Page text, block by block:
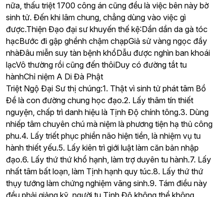
nữa, thấu triệt 1700 công án cũng đều là việc bên này bờ
sinh tử. Đến khi lâm chung, chẳng dùng vào việc gì
được.Thiện Đạo đại sư khuyến thế kệ:Dần dần da gà tóc
hạcBước đi gập ghềnh chậm chạpGiả sử vàng ngọc đầy
nhàĐâu miễn suy tàn bệnh khổDẫu được nghìn ban khoái
lạcVô thường rồi cũng đến thôiDuy có đường tắt tu
hànhChỉ niệm A Di Đà Phật
Triệt Ngộ Đại Sư thị chúng:1. Thật vì sinh tử phát tâm Bồ
Đề là con đường chung học đạo.2. Lấy thâm tín thiết
nguyện, chấp trì danh hiệu là Tịnh Độ chính tông.3. Dùng
nhiếp tâm chuyên chú mà niệm là phương tiện hạ thủ công
phu.4. Lấy triết phục phiền não hiện tiền, là nhiệm vụ tu
hành thiết yếu.5. Lấy kiên trì giới luật làm căn bản nhập
đạo.6. Lấy thứ thứ khổ hạnh, làm trợ duyên tu hành.7. Lấy
nhất tâm bất loạn, làm Tịnh hạnh quy túc.8. Lấy thứ thứ
thụy tướng làm chứng nghiệm vãng sinh.9. Tám điều này
đều phải giảng kỹ, người tu Tịnh Độ không thể không